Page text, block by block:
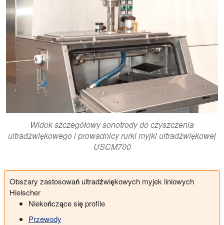
Widok szczegółowy sonotrody do czyszczenia
ultradźwiękowego i prowadnicy rurki myjki ultradźwiękowej
USCM700
Obszary zastosowań ultradźwiękowych myjek liniowych
Hielscher
Niekończące się profile
Przewody